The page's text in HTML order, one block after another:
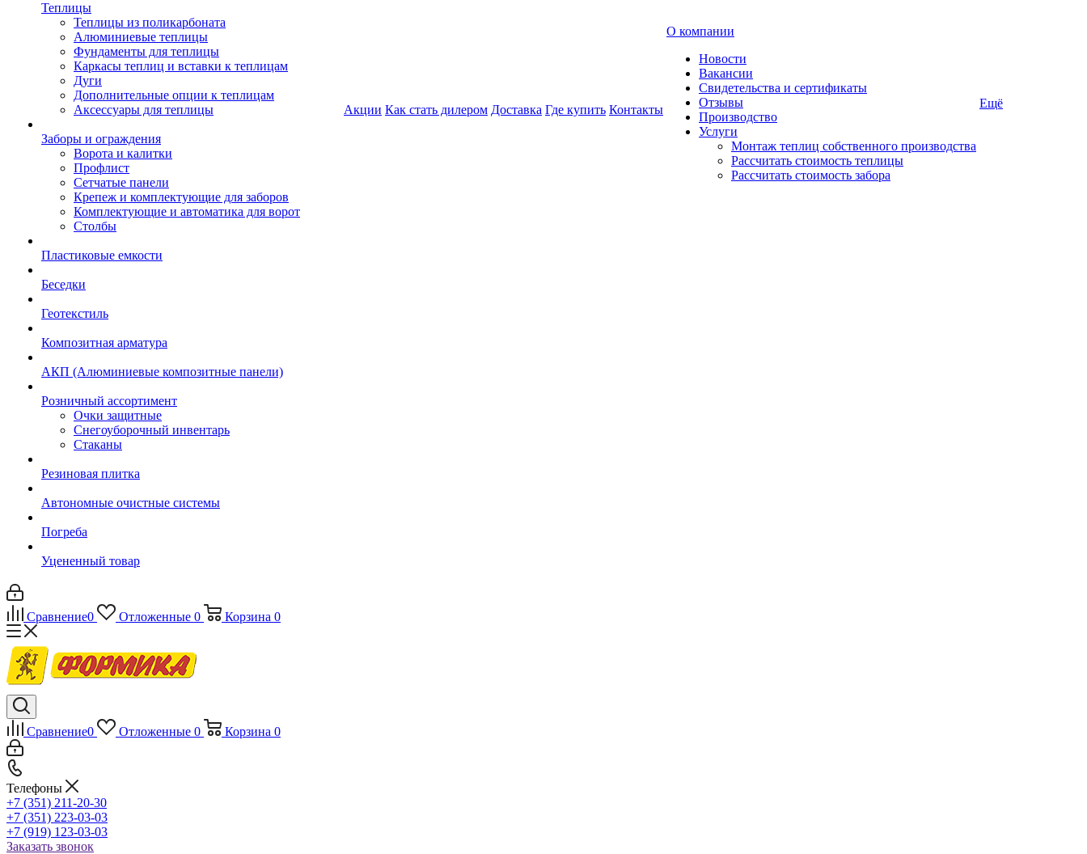
Теплицы
Теплицы из поликарбоната
Алюминиевые теплицы
Фундаменты для теплицы
Каркасы теплиц и вставки к теплицам
Дуги
Дополнительные опции к теплицам
Аксессуары для теплицы
Заборы и ограждения
Ворота и калитки
Профлист
Сетчатые панели
Крепеж и комплектующие для заборов
Комплектующие и автоматика для ворот
Столбы
Пластиковые емкости
Беседки
Геотекстиль
Композитная арматура
АКП (Алюминиевые композитные панели)
Розничный ассортимент
Очки защитные
Снегоуборочный инвентарь
Стаканы
Резиновая плитка
Автономные очистные системы
Погреба
Уцененный товар
Акции Как стать дилером Доставка Где купить Контакты
О компании
Новости
Вакансии
Свидетельства и сертификаты
Отзывы
Производство
Услуги
Монтаж теплиц собственного производства
Рассчитать стоимость теплицы
Рассчитать стоимость забора
Ещё
Сравнение0 Отложенные 0 Корзина 0
Сравнение0 Отложенные 0 Корзина 0
Телефоны
+7 (351) 211-20-30
+7 (351) 223-03-03
+7 (919) 123-03-03
Заказать звонок